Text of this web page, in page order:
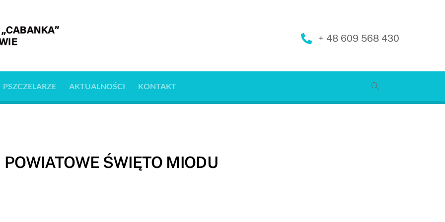
+ 48 609 568 430
PSZCZELARZE AKTUALNOŚCI KONTAKT
POWIATOWE ŚWIĘTO MIODU